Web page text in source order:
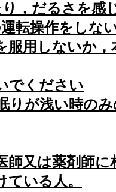
，だるさを感
転操作をしな
服用しないか
でください
りが浅い時の
師又は薬剤師
ている人。